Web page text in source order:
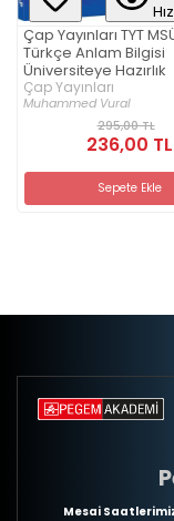
Çap Yayınları TYT
Türkçe Anlam Bilgisi
Üniversiteye Hazırlık
Çap Yayınları
Muhammed Vural
295,00 TL
236,00 TL
Sepete Ekle
Mesai